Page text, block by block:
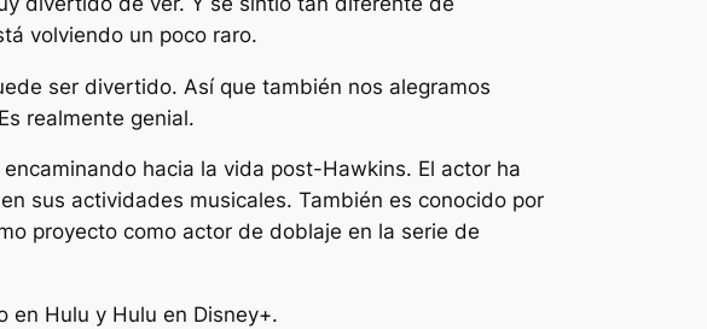
volviendo un poco raro.
ser divertido. Así que también nos alegramos
realmente genial.
encaminando hacia la vida post-Hawkins. El actor ha
sus actividades musicales. También es conocido por
proyecto como actor de doblaje en la serie de
en Hulu y Hulu en Disney+.